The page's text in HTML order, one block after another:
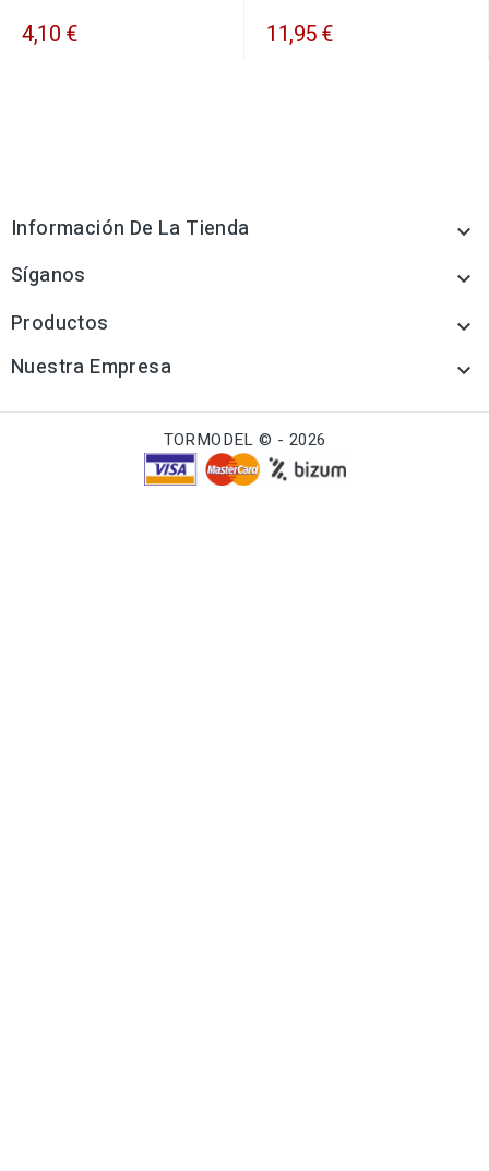
4,10 € 11,95 €
Información De La Tienda 
Síganos 
Productos 
Nuestra Empresa 
TORMODEL © - 2026